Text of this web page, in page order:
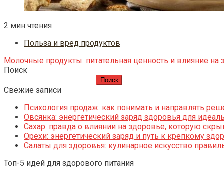
2 мин чтения
Польза и вред продуктов
Молочные продукты: питательная ценность и влияние на
Поиск
Поиск
Свежие записи
Психология продаж: как понимать и направлять
Овсянка: энергетический заряд здоровья для
Сахар: правда о влиянии на здоровье, которую
Орехи: энергетический заряд и путь к крепкому
Салаты для здоровья: кулинарное искусство
Топ-5 идей для здорового питания